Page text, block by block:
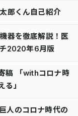
郎くん自己紹介
器を徹底解説！医
2020年6月版
稿 「withコロナ時
」
人のコロナ時代の